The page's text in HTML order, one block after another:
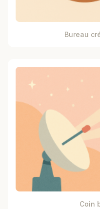
Bureau
Coin